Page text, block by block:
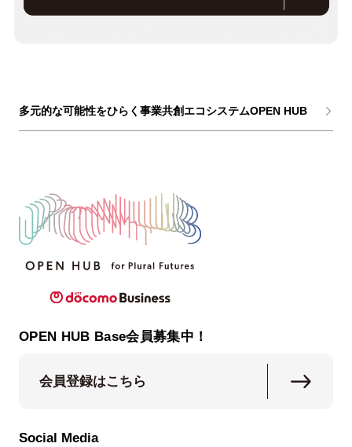
多元的な可能性をひらく事業共創エコシステムOPEN HUB
OPEN HUB Base会員募集中！
会員登録はこちら
Social Media